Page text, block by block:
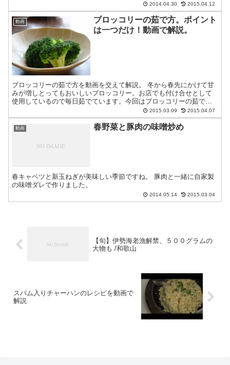
2014.04.30 2015.04.12
動画
ブロッコリーの茹で方。ポイント
は一つだけ！動画で解説。
ブロッコリーの茹で方を動画を交えて解説。 冬から春先にかけて甘
みが増しとってもおいしいブロッコリー。お店でも付け合せとして
使用しているので毎日茹でています。今回はブロッコリーの茹で方
を解説したいと思います。大切なのは茹で上げたあと。ポイント...
2015.03.09 2015.04.07
動画 春野菜と豚肉の味噌炒め
春キャベツと新玉ねぎが美味しい季節ですね。 豚肉と一緒に自家製
の味噌ダレで作りました。
2014.05.14 2015.03.04
【旬】伊勢海老漁解禁、５００グラムの
大物も /和歌山
スパム入りチャーハンのレシピを動画で
解説